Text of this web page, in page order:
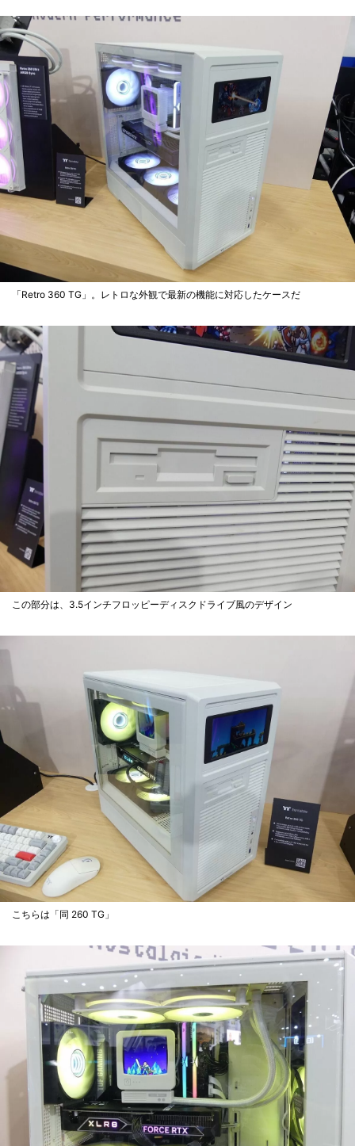
「Retro 360 TG」。レトロな外観で最新の機能に対応したケースだ
この部分は、3.5インチフロッピーディスクドライブ風のデザイン
こちらは「同 260 TG」